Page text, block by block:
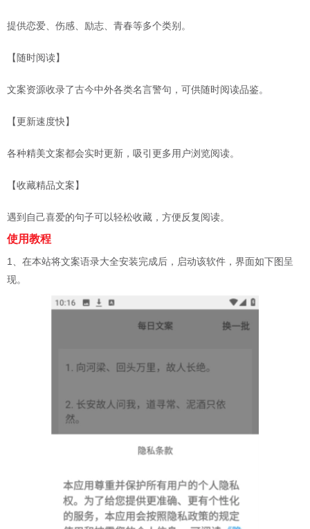
提供恋爱、伤感、励志、青春等多个类别。
【随时阅读】
文案资源收录了古今中外各类名言警句，可供随时阅读品鉴。
【更新速度快】
各种精美文案都会实时更新，吸引更多用户浏览阅读。
【收藏精品文案】
遇到自己喜爱的句子可以轻松收藏，方便反复阅读。
使用教程
1、在本站将文案语录大全安装完成后，启动该软件，界面如下图呈
现。